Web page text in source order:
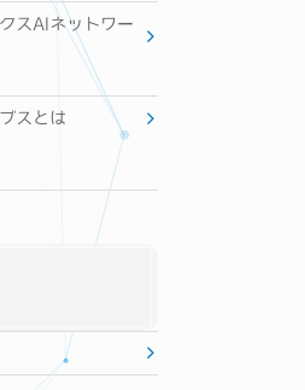
スAIネットワー
スとは